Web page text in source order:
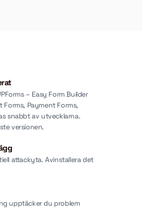
– Easy Form Builder
Payment Forms,
snabbt av utvecklarna.
versionen.
attackyta. Avinstallera det
upptäcker du problem